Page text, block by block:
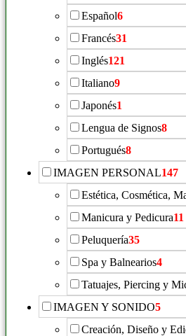
Español6
Francés31
Inglés121
Italiano9
Japonés1
Lengua de Signos8
Portugués8
IMAGEN PERSONAL147
Estética, Cosmética,
Manicura y Pedicura11
Peluquería35
Spa y Balnearios4
Tatuajes, Piercing y
IMAGEN Y SONIDO5
Creación, Diseño y